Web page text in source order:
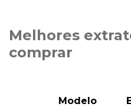
Melhores
comprar
Modelo